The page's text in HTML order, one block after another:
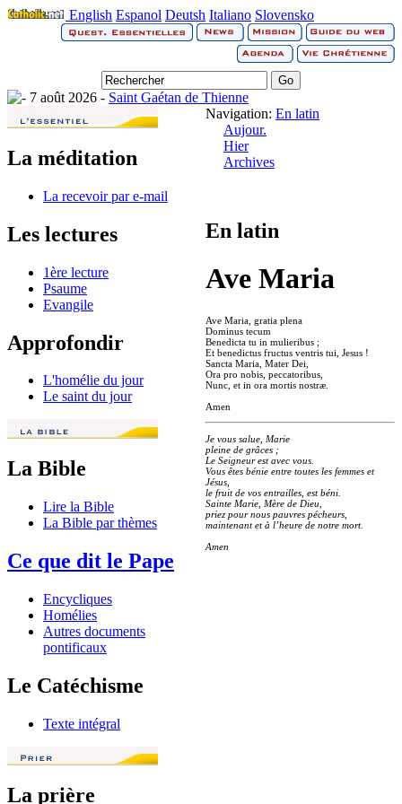
English Espanol Deutsh Italiano Slovensko
7 août 2026 - Saint Gaétan de Thienne
La méditation
La recevoir par e-mail
Les lectures
1ère lecture
Psaume
Evangile
Approfondir
L'homélie du jour
Le saint du jour
La Bible
Lire la Bible
La Bible par thèmes
Ce que dit le Pape
Encycliques
Homélies
Autres documents
pontificaux
Le Catéchisme
Texte intégral
La prière
Navigation: En latin
Aujour.
Hier
Archives
En latin
Ave Maria
Ave Maria, gratia plena
Dominus tecum
Benedicta tu in mulieribus ;
Et benedictus fructus ventris tui, Jesus !
Sancta Maria, Mater Dei,
Ora pro nobis, peccatoribus,
Nunc, et in ora mortis nostræ.
Amen
Je vous salue, Marie
pleine de grâces ;
Le Seigneur est avec vous.
Vous êtes bénie entre toutes les femmes et
Jésus,
le fruit de vos entrailles, est béni.
Sainte Marie, Mère de Dieu,
priez pour nous pauvres pécheurs,
maintenant et à l’heure de notre mort.
Amen